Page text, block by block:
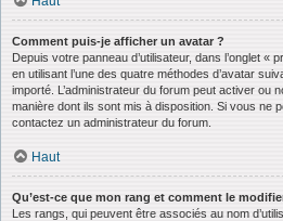
Comment puis-je afficher un avatar ?
Depuis votre panneau d’utilisateur, dans l’onglet «
en utilisant l’une des quatre méthodes d’avatar
importé. L’administrateur du forum peut activer ou
manière dont ils sont mis à disposition. Si vous ne
contactez un administrateur du forum.
Haut
Qu’est-ce que mon rang et comment le
Les rangs, qui peuvent être associés au nom